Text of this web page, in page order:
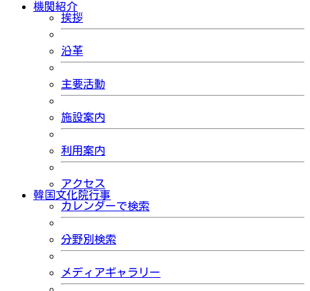
機関紹介
挨拶
沿革
主要活動
施設案内
利用案内
アクセス
韓国文化院行事
カレンダーで検索
分野別検索
メディアギャラリー